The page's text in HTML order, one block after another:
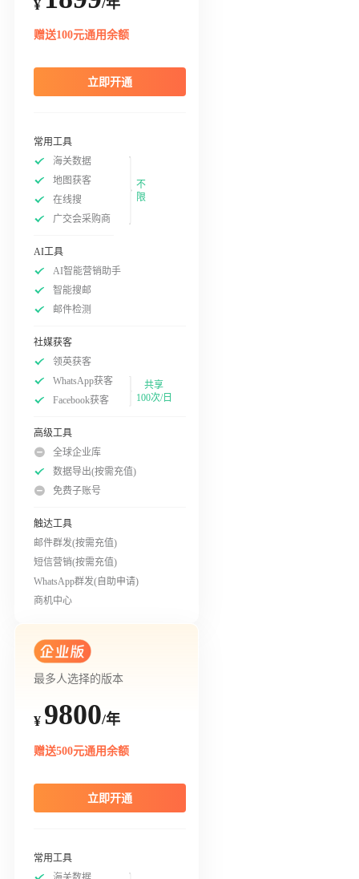
¥ /年
赠送100元通用余额
立即开通
常用工具
海关数据
地图获客
在线搜
广交会采购商
不
限
AI工具
AI智能营销助手
智能搜邮
邮件检测
社媒获客
领英获客
WhatsApp获客
Facebook获客
共享
100次/日
高级工具
全球企业库
数据导出(按需充值)
免费子账号
触达工具
邮件群发(按需充值)
短信营销(按需充值)
WhatsApp群发(自助申请)
商机中心
最多人选择的版本
¥ 9800/年
赠送500元通用余额
立即开通
常用工具